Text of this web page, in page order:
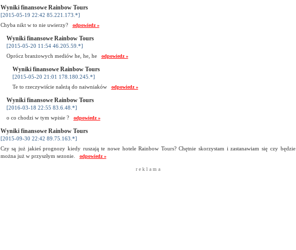
Wyniki finansowe Rainbow Tours
[2015-05-19 22:42 85.221.173.*]
Chyba nikt w to nie uwierzy? odpowiedz »
Wyniki finansowe Rainbow Tours
[2015-05-20 11:54 46.205.59.*]
Oprócz branżowych mediów he, he, he odpowiedz »
Wyniki finansowe Rainbow Tours
[2015-05-20 21:01 178.180.245.*]
Te to rzeczywiście należą do naiwniaków odpowiedz »
Wyniki finansowe Rainbow Tours
[2016-03-18 22:55 83.6.48.*]
o co chodzi w tym wpisie ? odpowiedz »
Wyniki finansowe Rainbow Tours
[2015-09-30 22:42 89.75.163.*]
Czy są już jakieś prognozy kiedy ruszają te nowe hotele Rainbow Tours? Chętnie skorzystam i zastanawiam się czy będzie
można już w przyszłym sezonie. odpowiedz »
r e k l a m a